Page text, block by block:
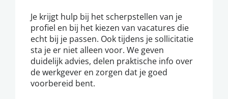
Je krijgt hulp bij het scherpstellen van je
profiel en bij het kiezen van vacatures die
echt bij je passen. Ook tijdens je sollicitatie
sta je er niet alleen voor. We geven
duidelijk advies, delen praktische info over
de werkgever en zorgen dat je goed
voorbereid bent.